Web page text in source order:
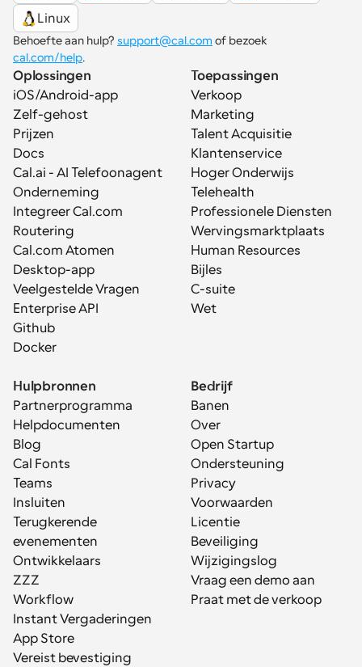
Linux
Behoefte aan hulp? support@cal.com
cal.com/help.
Oplossingen
iOS/Android-app
Zelf-gehost
Prijzen
Docs
Cal.ai - AI Telefoonagent
Onderneming
Integreer Cal.com
Routering
Cal.com Atomen
Desktop-app
Veelgestelde Vragen
Enterprise API
Github
Docker
Toepassingen
Verkoop
Marketing
Talent Acquisitie
Klantenservice
Hoger Onderwijs
Telehealth
Professionele Diensten
Wervingsmarktplaats
Human Resources
Bijles
C-suite
Wet
Hulpbronnen
Partnerprogramma
Helpdocumenten
Blog
Cal Fonts
Teams
Insluiten
Terugkerende
evenementen
Ontwikkelaars
ZZZ
Workflow
Instant Vergaderingen
App Store
Vereist bevestiging
Bedrijf
Banen
Over
Open Startup
Ondersteuning
Privacy
Voorwaarden
Licentie
Beveiliging
Wijzigingslog
Vraag een demo aan
Praat met de verkoop